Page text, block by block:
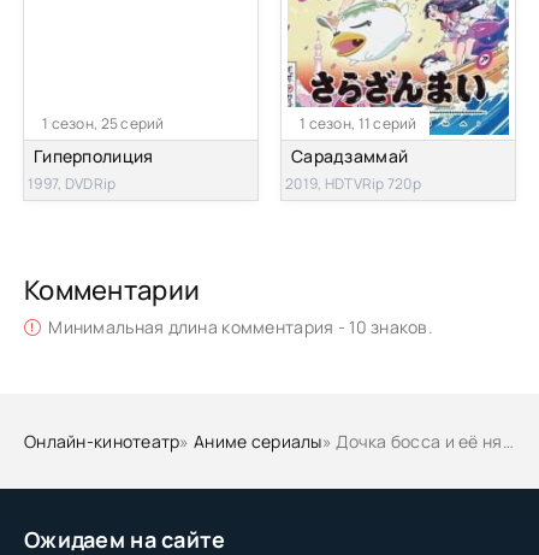
Ожидаем на сайте
1 сезон, 25 серий
Гиперполиция
1997, DVDRip
1 сезон, 11 серий
Сарадзаммай
2019, HDTVRip 720p
Комментарии
Минимальная длина комментария - 10 знаков.
Онлайн-кинотеатр»Аниме сериалы» Дочка босса и её нянька